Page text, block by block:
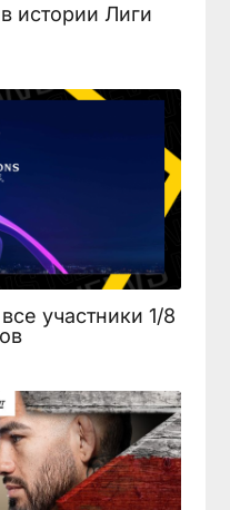
истории Лиги
участники 1/8